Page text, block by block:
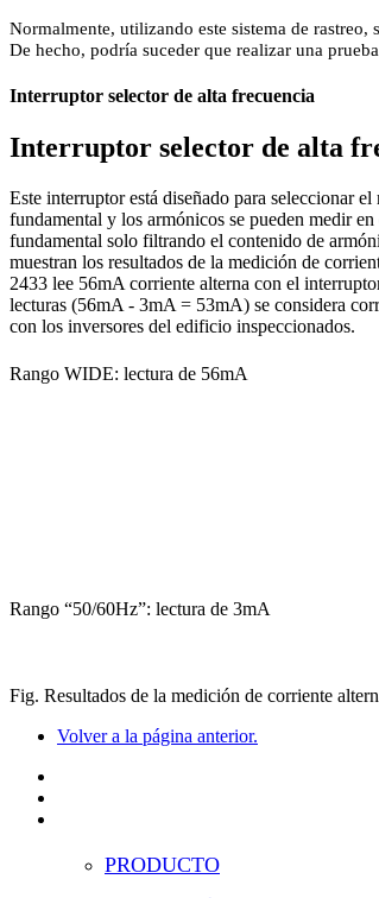
Normalmente, utilizando este sistema de
De hecho, podría suceder que realizar una
Interruptor selector de alta frecuencia
Interruptor selector de alta
Este interruptor está diseñado para seleccionar
fundamental y los armónicos se pueden medir
fundamental solo filtrando el contenido de
muestran los resultados de la medición de
2433 lee 56mA corriente alterna con el
lecturas (56mA - 3mA = 53mA) se considera
con los inversores del edificio inspeccionados.
Rango WIDE: lectura de 56mA
Rango “50/60Hz”: lectura de 3mA
Fig. Resultados de la medición de corriente
Volver a la página anterior.
PRODUCTO